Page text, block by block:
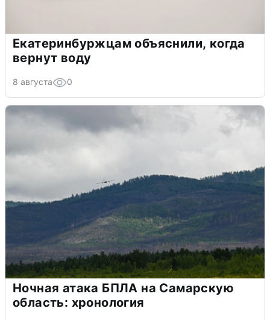
Екатеринбуржцам объяснили, когда
вернут воду
8 августа 0
Ночная атака БПЛА на Самарскую
область: хронология